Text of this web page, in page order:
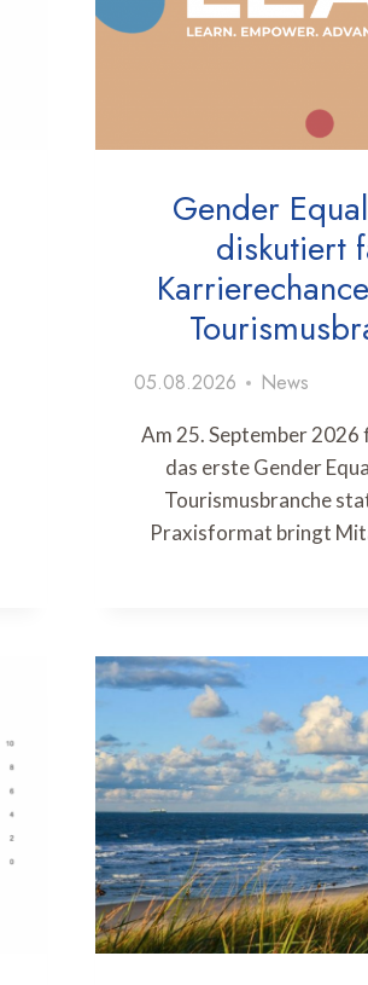
Gender
diskutiert
05.08.2026 News
Am 25. September 2026
das erste Gender
Tourismusbranche
Praxisformat bringt